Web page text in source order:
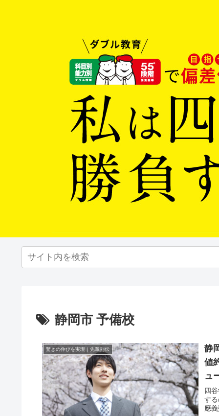
静岡市 予備校
驚きの伸びを実現｜先輩列伝
静
値
ュ
四
す
應